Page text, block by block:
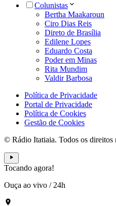
Colunistas
Bertha Maakaroun
Ciro Dias Reis
Direto de Brasília
Edilene Lopes
Eduardo Costa
Poder em Minas
Rita Mundim
Valdir Barbosa
Política de Privacidade
Portal de Privacidade
Política de Cookies
Gestão de Cookies
© Rádio Itatiaia. Todos os direitos
Tocando agora!
Ouça ao vivo / 24h